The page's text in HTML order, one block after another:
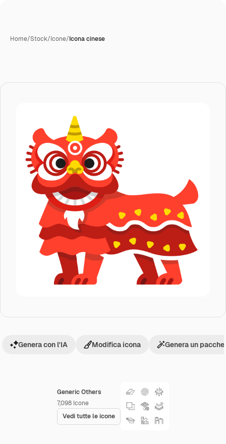
Home/Stock/Icone/Icona cinese
Generic Others
7,098 Icone
Vedi tutte le icone
Genera con l'IA Modifica icona Genera un